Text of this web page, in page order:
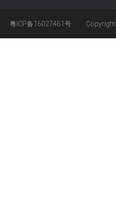
粤ICP备16027461号